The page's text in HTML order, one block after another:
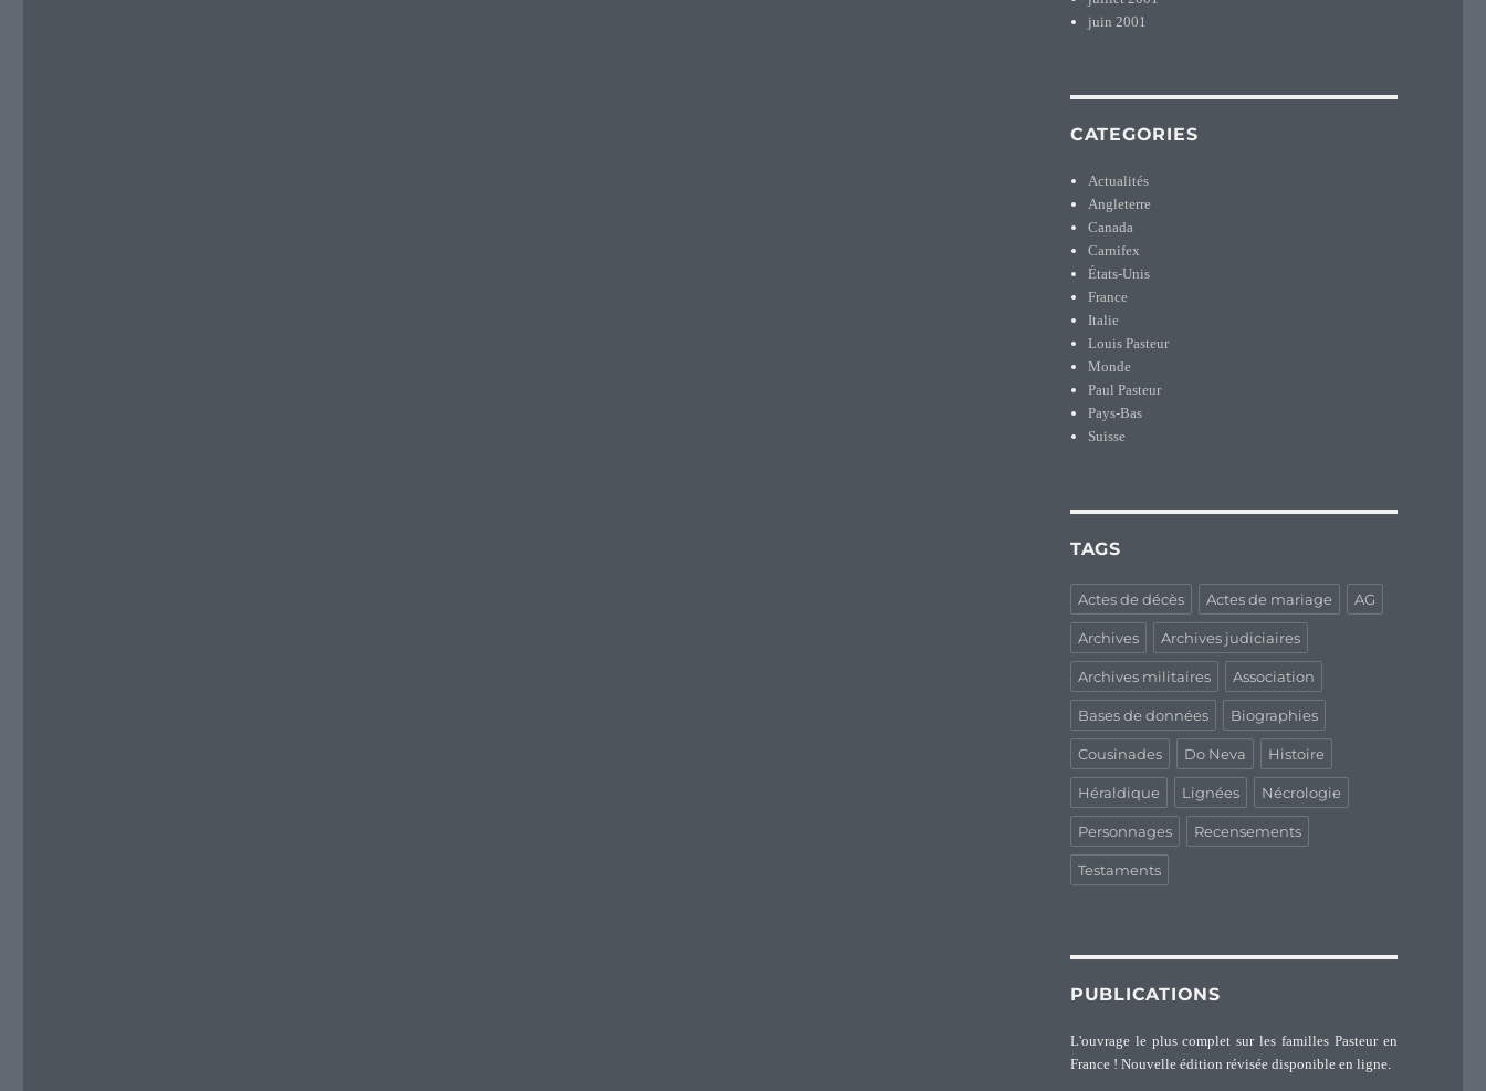
juin 2001
CATEGORIES
Actualités
Angleterre
Canada
Carnifex
États-Unis
France
Italie
Louis Pasteur
Monde
Paul Pasteur
Pays-Bas
Suisse
TAGS
Actes de décès Actes de mariage AG
Archives Archives judiciaires
Archives militaires Association
Bases de données Biographies
Cousinades Do Neva Histoire
Héraldique Lignées Nécrologie
Personnages Recensements
Testaments
PUBLICATIONS
L'ouvrage le plus complet sur les familles Pasteur en
France ! Nouvelle édition révisée disponible en ligne.